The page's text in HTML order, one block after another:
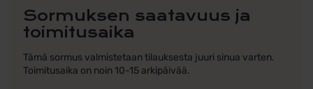
Sormuksen saatavuus ja
toimitusaika
Tämä sormus valmistetaan tilauksesta juuri sinua varten.
Toimitusaika on noin 10-15 arkipäivää.